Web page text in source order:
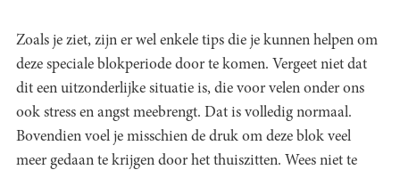
Zoals je ziet, zijn er wel enkele tips die je kunnen helpen om
deze speciale blokperiode door te komen. Vergeet niet dat
dit een uitzonderlijke situatie is, die voor velen onder ons
ook stress en angst meebrengt. Dat is volledig normaal.
Bovendien voel je misschien de druk om deze blok veel
meer gedaan te krijgen door het thuiszitten. Wees niet te